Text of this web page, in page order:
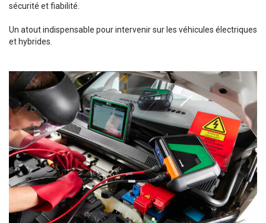
sécurité et fiabilité.
Un atout indispensable pour intervenir sur les véhicules électriques
et hybrides.